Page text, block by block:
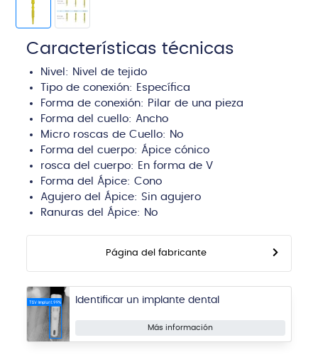
Características técnicas
Nivel: Nivel de tejido
Tipo de conexión: Específica
Forma de conexión: Pilar de una pieza
Forma del cuello: Ancho
Micro roscas de Cuello: No
Forma del cuerpo: Ápice cónico
rosca del cuerpo: En forma de V
Forma del Ápice: Cono
Agujero del Ápice: Sin agujero
Ranuras del Ápice: No
Página del fabricante
Identificar un implante dental
Más información